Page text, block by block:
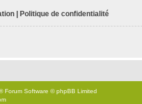
| Politique de confidentialité
Forum Software © phpBB Limited